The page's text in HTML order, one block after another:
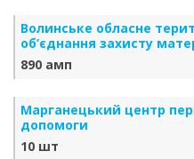
Волинське обласне
об’єднання захисту
890 амп
Марганецький центр
допомоги
10 шт